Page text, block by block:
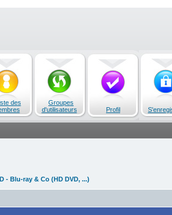
des
Groupes
d'utilisateurs
Profil
- Blu-ray & Co (HD DVD, ...)